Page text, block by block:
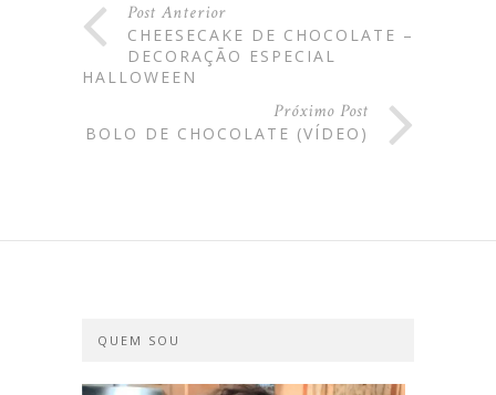
Post Anterior
CHEESECAKE DE CHOCOLATE –
DECORAÇÃO ESPECIAL
HALLOWEEN
Próximo Post
BOLO DE CHOCOLATE (VÍDEO)
QUEM SOU